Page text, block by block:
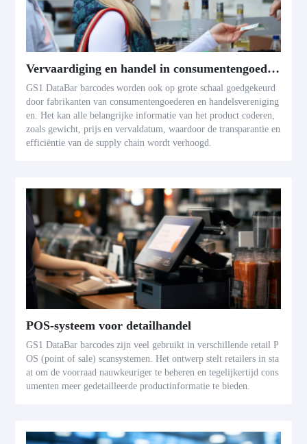
Vervaardiging en handel in consumentengoederen
GS1 DataBar barcodes worden ook op grote schaal goedgekeurd
door fabrikanten van consumentengoederen en handelsvereniging
en. Het kan alle belangrijke informatie van het product coderen,
zoals gewicht, prijs en vervaldatum, waardoor de transparantie en
efficiëntie van de supply chain wordt verhoogd.
POS-systeem voor detailhandel
GS1 DataBar barcodes zijn veel gebruikt in verschillende retail P
OS (point of sale) scansystemen. Het ontwerp stelt retailers in sta
at om de voorraad nauwkeuriger te beheren en tegelijkertijd cons
umenten meer gedetailleerde productinformatie te bieden.